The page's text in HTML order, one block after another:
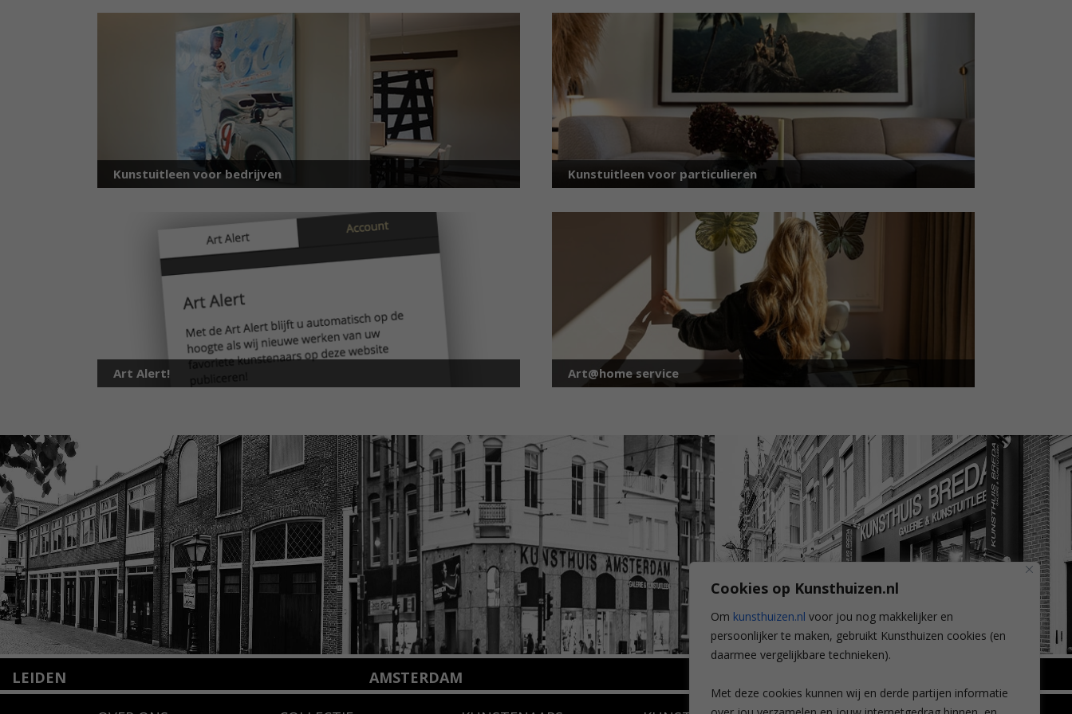
Cookies op Kunsthuizen.nl
Om kunsthuizen.nl voor jou nog makkelijker en
persoonlijker te maken, gebruikt Kunsthuizen cookies (en
daarmee vergelijkbare technieken).
Met deze cookies kunnen wij en derde partijen informatie
Kunstuitleen voor bedrijven Kunstuitleen voor particulieren
Art Alert! Art@home service
LEIDEN AMSTERDAM
Wilhelminastraat 11